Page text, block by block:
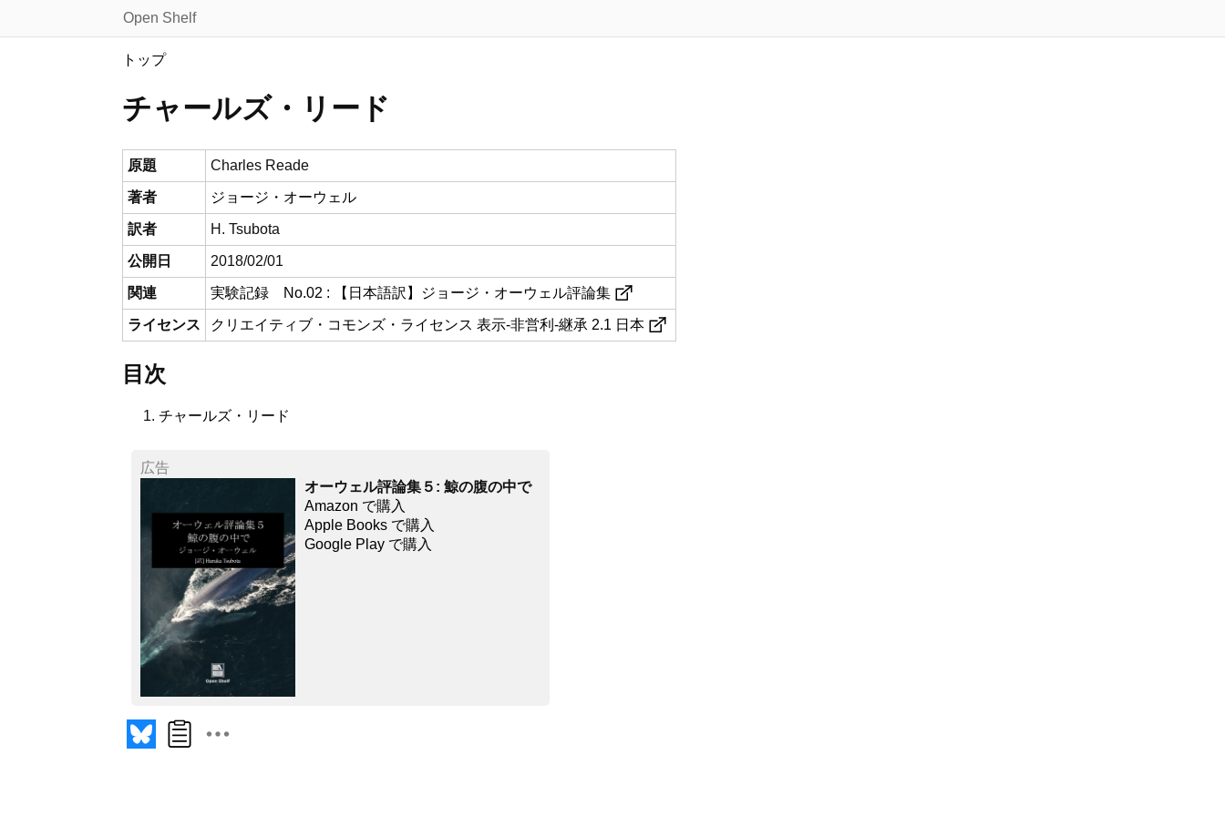
Open Shelf
トップ
チャールズ・リード
原題 Charles Reade
著者 ジョージ・オーウェル
訳者 H. Tsubota
公開日 2018/02/01
関連 実験記録 No.02 : 【日本語訳】ジョージ・オーウェル評論集
ライセンス クリエイティブ・コモンズ・ライセンス 表示-非営利-継承 2.1 日本
目次
チャールズ・リード
広告
オーウェル評論集５: 鯨の腹の中で
Amazon で購入
Apple Books で購入
Google Play で購入